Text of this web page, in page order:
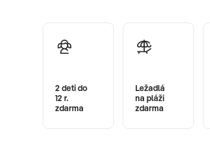
2 deti do
12 r.
zdarma
Ležadlá
na pláži
zdarma